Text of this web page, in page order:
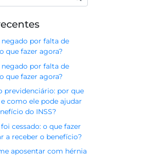
por falta de
que fazer agora?
por falta de
que fazer agora?
previdenciário: por que
como ele pode ajudar
do INSS?
cessado: o que fazer
a receber o benefício?
aposentar com hérnia